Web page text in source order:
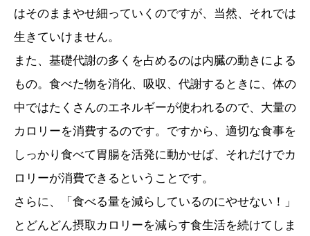
はそのままやせ細っていくのですが、当然、それでは
生きていけません。
また、基礎代謝の多くを占めるのは内臓の動きによる
もの。食べた物を消化、吸収、代謝するときに、体の
中ではたくさんのエネルギーが使われるので、大量の
カロリーを消費するのです。ですから、適切な食事を
しっかり食べて胃腸を活発に動かせば、それだけでカ
ロリーが消費できるということです。
さらに、「食べる量を減らしているのにやせない！」
とどんどん摂取カロリーを減らす食生活を続けてしま